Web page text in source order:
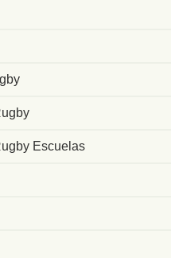
Escuelas